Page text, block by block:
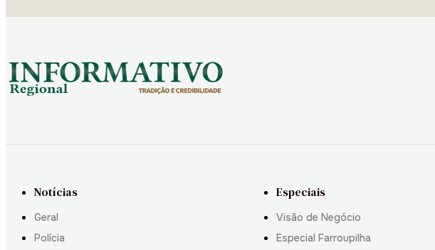
Notícias
Geral
Polícia
Especiais
Visão de Negócio
Especial Farroupilha